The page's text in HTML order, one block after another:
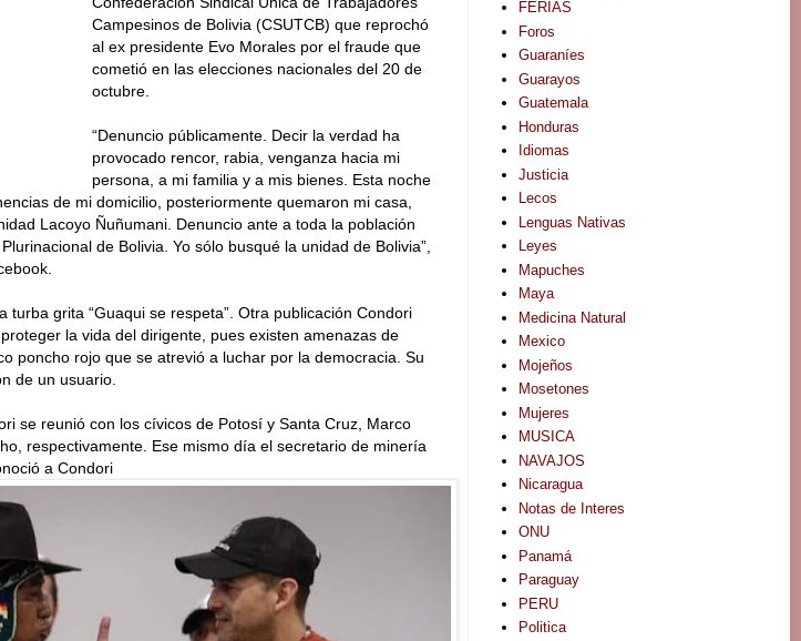
Campesinos de Bolivia (CSUTCB) que reprochó
al ex presidente Evo Morales por el fraude que
cometió en las elecciones nacionales del 20 de
octubre.
“Denuncio públicamente. Decir la verdad ha
provocado rencor, rabia, venganza hacia mi
persona, a mi familia y a mis bienes. Esta noche
de mi domicilio, posteriormente quemaron mi casa,
Lacoyo Ñuñumani. Denuncio ante a toda la población
de Bolivia. Yo sólo busqué la unidad de Bolivia”,
turba grita “Guaqui se respeta”. Otra publicación Condori
la vida del dirigente, pues existen amenazas de
poncho rojo que se atrevió a luchar por la democracia. Su
de un usuario.
se reunió con los cívicos de Potosí y Santa Cruz, Marco
respectivamente. Ese mismo día el secretario de minería
a Condori
FERIAS
Foros
Guaraníes
Guarayos
Guatemala
Honduras
Idiomas
Justicia
Lecos
Lenguas Nativas
Leyes
Mapuches
Maya
Medicina Natural
Mexico
Mojeños
Mosetones
Mujeres
MUSICA
NAVAJOS
Nicaragua
Notas de Interes
ONU
Panamá
Paraguay
PERU
Politica